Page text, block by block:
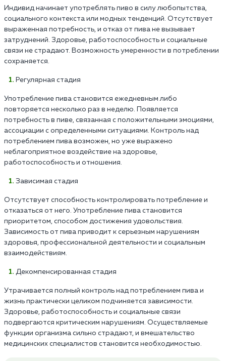
Индивид начинает употреблять пиво в силу любопытства,
социального контекста или модных тенденций. Отсутствует
выраженная потребность, и отказ от пива не вызывает
затруднений. Здоровье, работоспособность и социальные
связи не страдают. Возможность умеренности в потреблении
сохраняется.
Регулярная стадия
Употребление пива становится ежедневным либо
повторяется несколько раз в неделю. Появляется
потребность в пиве, связанная с положительными эмоциями,
ассоциации с определенными ситуациями. Контроль над
потреблением пива возможен, но уже выражено
неблагоприятное воздействие на здоровье,
работоспособность и отношения.
Зависимая стадия
Отсутствует способность контролировать потребление и
отказаться от него. Употребление пива становится
приоритетом, способом достижения удовольствия.
Зависимость от пива приводит к серьезным нарушениям
здоровья, профессиональной деятельности и социальным
взаимодействиям.
Декомпенсированная стадия
Утрачивается полный контроль над потреблением пива и
жизнь практически целиком подчиняется зависимости.
Здоровье, работоспособность и социальные связи
подвергаются критическим нарушениям. Осуществляемые
функции организма сильно страдают, и вмешательство
медицинских специалистов становится необходимостью.